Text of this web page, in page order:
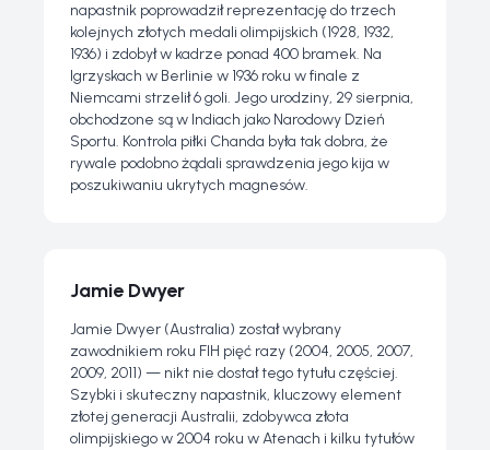
napastnik poprowadził reprezentację do trzech
kolejnych złotych medali olimpijskich (1928, 1932,
1936) i zdobył w kadrze ponad 400 bramek. Na
Igrzyskach w Berlinie w 1936 roku w finale z
Niemcami strzelił 6 goli. Jego urodziny, 29 sierpnia,
obchodzone są w Indiach jako Narodowy Dzień
Sportu. Kontrola piłki Chanda była tak dobra, że
rywale podobno żądali sprawdzenia jego kija w
poszukiwaniu ukrytych magnesów.
Jamie Dwyer
Jamie Dwyer (Australia) został wybrany
zawodnikiem roku FIH pięć razy (2004, 2005, 2007,
2009, 2011) — nikt nie dostał tego tytułu częściej.
Szybki i skuteczny napastnik, kluczowy element
złotej generacji Australii, zdobywca złota
olimpijskiego w 2004 roku w Atenach i kilku tytułów